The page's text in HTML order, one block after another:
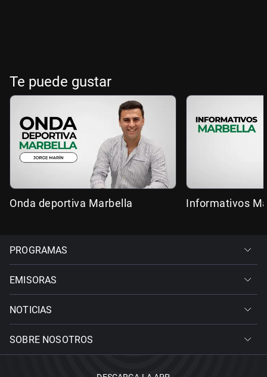
Te puede gustar
Onda deportiva Marbella Informativos
PROGRAMAS
EMISORAS
NOTICIAS
SOBRE NOSOTROS